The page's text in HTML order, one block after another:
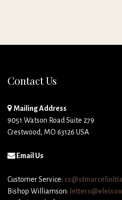
Contact Us
Mailing Address
9051 Watson Road Suite 279
Crestwood, MO 63126 USA
Email Us
Customer Service:
Bishop Williamson: